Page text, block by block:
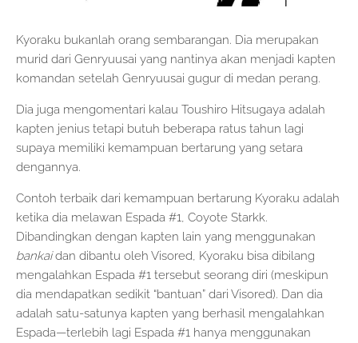
Kyoraku bukanlah orang sembarangan. Dia merupakan
murid dari Genryuusai yang nantinya akan menjadi kapten
komandan setelah Genryuusai gugur di medan perang.
Dia juga mengomentari kalau Toushiro Hitsugaya adalah
kapten jenius tetapi butuh beberapa ratus tahun lagi
supaya memiliki kemampuan bertarung yang setara
dengannya.
Contoh terbaik dari kemampuan bertarung Kyoraku adalah
ketika dia melawan Espada #1, Coyote Starkk.
Dibandingkan dengan kapten lain yang menggunakan
bankaidan dibantu oleh Visored, Kyoraku bisa dibilang
mengalahkan Espada #1 tersebut seorang diri (meskipun
dia mendapatkan sedikit “bantuan” dari Visored). Dan dia
adalah satu-satunya kapten yang berhasil mengalahkan
Espada—terlebih lagi Espada #1 hanya menggunakan